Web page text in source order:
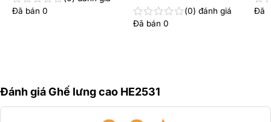
Được
Đã bán 0
Được
0
đánh giá
Đã bán 0
Đã
Đánh giá Ghế lưng cao HE2531